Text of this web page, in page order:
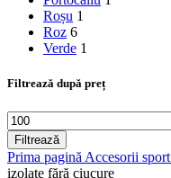
Roșu 1
Roz 6
Verde 1
Filtrează după preț
Preț
minim
Filtrează
Prima pagină Accesorii sport
izolate fără ciucure